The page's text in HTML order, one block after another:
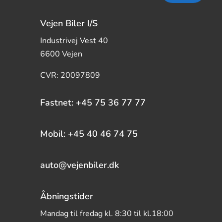
Vejen Biler I/S
Industrivej Vest 40
6600 Vejen
CVR: 20097809
Fastnet: +45 75 36 77 77
Mobil: +45 40 46 74 75
auto@vejenbiler.dk
Åbningstider
Mandag til fredag kl. 8:30 til kl.18:00